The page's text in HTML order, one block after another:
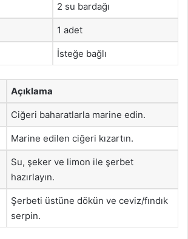
2 su bardağı
1 adet
İsteğe bağlı
Açıklama
Ciğeri baharatlarla marine edin.
Marine edilen ciğeri kızartın.
Su, şeker ve limon ile şerbet
hazırlayın.
Şerbeti üstüne dökün ve ceviz/fındık
serpin.